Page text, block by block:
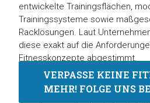
entwickelte Trainingsflächen,
Trainingssysteme sowie
Racklösungen. Laut
diese exakt auf die
Fitnesskonzepte abgestimmt.
VERPASSE KEINE
MEHR! FOLGE UNS